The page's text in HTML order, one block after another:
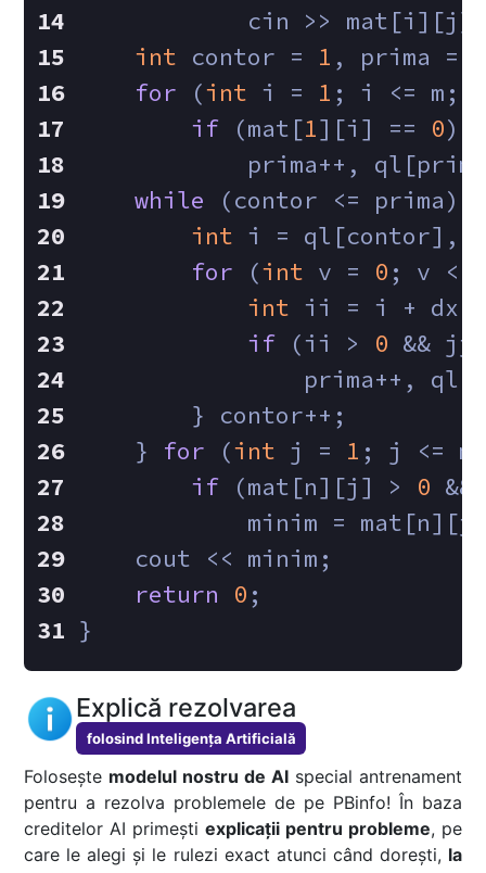
cin >>
int contor = 1 , prima =
for (int i = 1 ; i <= m;
if (mat[1][i] == 0)
prima++,
while (contor <= prima)
int i = ql[contor], j
for (int v = 0 ; v <
int ii = i +
if (ii > 0 &&
prima++,
        } contor++;
    }
for (int j = 1 ; j <=
if (mat[n][j] > 0
minim =
    cout << minim;
return
0 ;
}
Explică rezolvarea
folosind Inteligența Artificială
Folosește modelul nostru de AIspecial antrenament
pentru a rezolva problemele de pe PBinfo! În baza
creditelor AI primești explicații pentru probleme, pe
care le alegi și le rulezi exact atunci când dorești, la